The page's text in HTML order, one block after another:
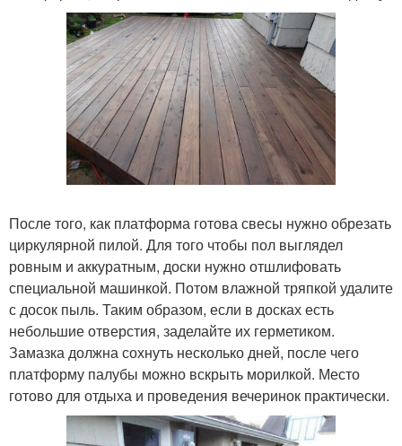
После того, как платформа готова свесы нужно обрезать
циркулярной пилой. Для того чтобы пол выглядел
ровным и аккуратным, доски нужно отшлифовать
специальной машинкой. Потом влажной тряпкой удалите
с досок пыль. Таким образом, если в досках есть
небольшие отверстия, заделайте их герметиком.
Замазка должна сохнуть несколько дней, после чего
платформу палубы можно вскрыть морилкой. Место
готово для отдыха и проведения вечеринок практически.